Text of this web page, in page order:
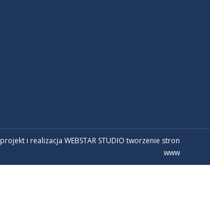
projekt i realizacja WEBSTAR STUDIO tworzenie stron
www